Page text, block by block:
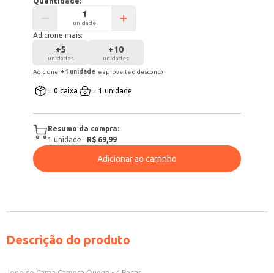
unidade
Adicione mais:
+5
unidades
+10
unidades
Adicione +1 unidade e aproveite o desconto
= 0 caixa = 1 unidade
Resumo da compra:
1 unidade · R$ 69,99
Adicionar ao carrinho
Descrição do produto